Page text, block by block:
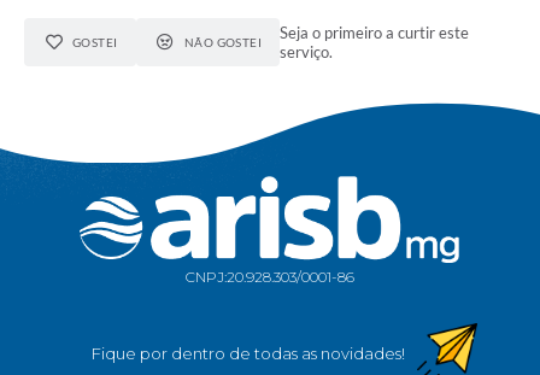
GOSTEI NÃO GOSTEI
Seja o primeiro a curtir este
serviço.
CNPJ:20.928.303/0001-86